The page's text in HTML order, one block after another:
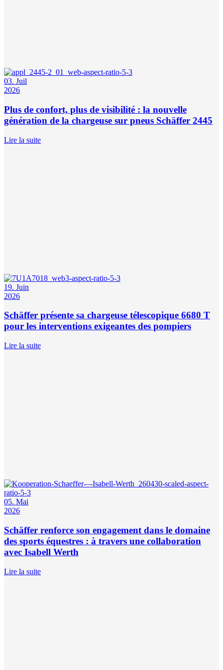
03. Juil
2026
Plus de confort, plus de visibilité : la nouvelle
génération de la chargeuse sur pneus Schäffer 2445
Lire la suite
19. Juin
2026
Schäffer présente sa chargeuse télescopique 6680 T
pour les interventions exigeantes des pompiers
Lire la suite
05. Mai
2026
Schäffer renforce son engagement dans le domaine
des sports équestres : à travers une collaboration
avec Isabell Werth
Lire la suite